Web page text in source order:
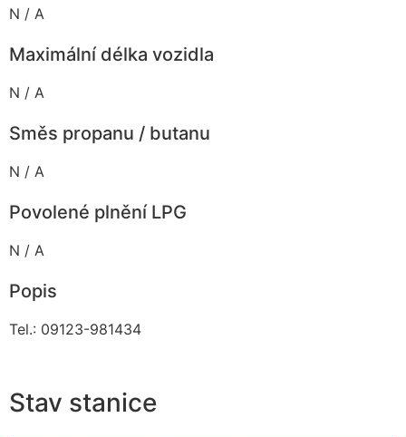
N / A
Maximální délka vozidla
N / A
Směs propanu / butanu
N / A
Povolené plnění LPG
N / A
Popis
Tel.: 09123-981434
Stav stanice